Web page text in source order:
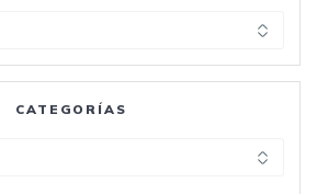
CATEGORÍAS